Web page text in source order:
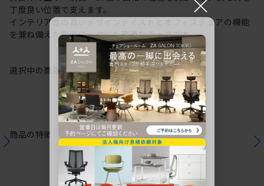
丁度良い位置で支えます。
インテリア性の高いデザインテイストとオフィスチェアの機能
を兼ね備えた在宅ワークにも最適なチェアです。
選択中の商品情報保証注意事項
商品の特徴